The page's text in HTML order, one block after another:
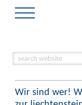
Wir sind wer!